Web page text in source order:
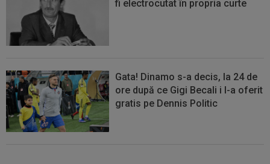
fi electrocutat în propria curte
Gata! Dinamo s-a decis, la 24 de
ore după ce Gigi Becali i l-a oferit
gratis pe Dennis Politic